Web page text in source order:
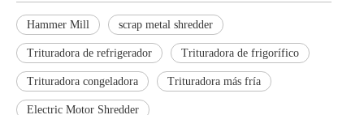
Hammer Mill scrap metal shredder
Trituradora de refrigerador Trituradora de frigorífico
Trituradora congeladora Trituradora más fría
Electric Motor Shredder